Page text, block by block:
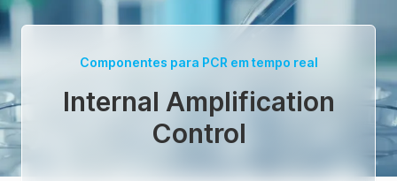
Componentes para PCR em tempo real
Internal Amplification
Control